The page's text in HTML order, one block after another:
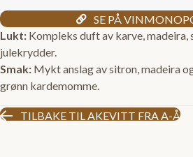
SE PÅ
Lukt: Kompleks duft av karve, madeira,
julekrydder.
Smak: Mykt anslag av sitron, madeira
grønn kardemomme.
TILBAKE TIL AKEVITT FRA A-Å